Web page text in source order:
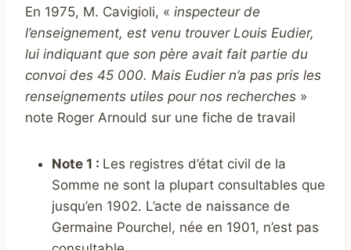
En 1975, M. Cavigioli, « inspecteur de
l’enseignement, est venu trouver Louis Eudier,
lui indiquant que son père avait fait partie du
convoi des 45 000. Mais Eudier n’a pas pris les
renseignements utiles pour nos recherches »
note Roger Arnould sur une fiche de travail
Note 1 : Les registres d’état civil de la
Somme ne sont la plupart consultables que
jusqu’en 1902. L’acte de naissance de
Germaine Pourchel, née en 1901, n’est pas